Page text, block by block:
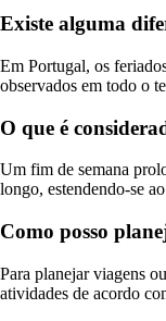
Existe alguma
Em Portugal, os
observados em todo o
O que é
Um fim de semana
longo, estendendo-se
Como posso
Para planejar viagens
atividades de acordo